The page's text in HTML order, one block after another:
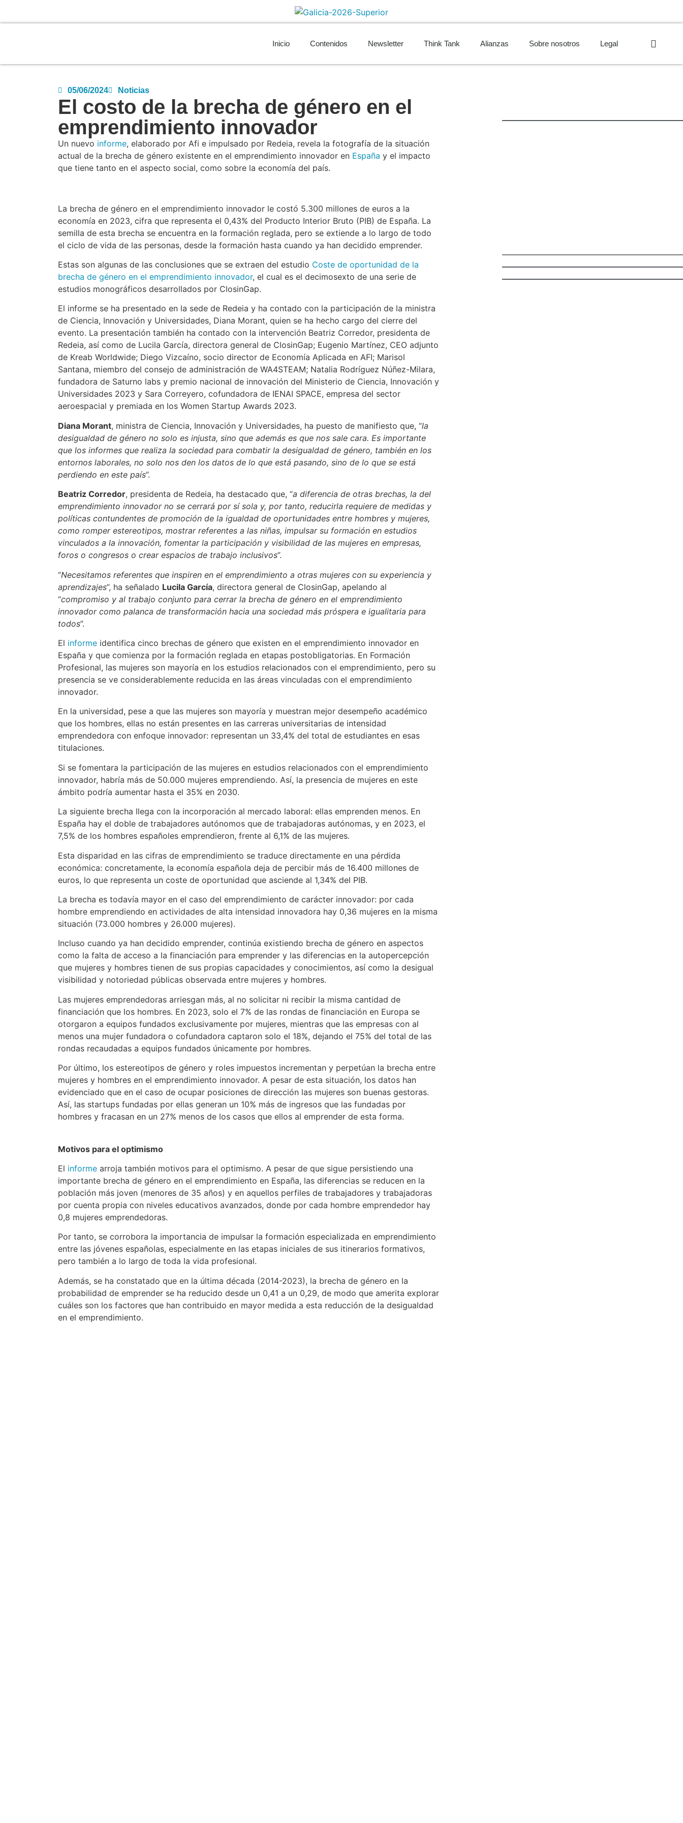
Inicio Contenidos Newsletter Think Tank Alianzas Sobre nosotros Legal
05/06/2024 Noticias
El costo de la brecha de género en el
emprendimiento innovador
Un nuevo informe, elaborado por Afi e impulsado por Redeia, revela la fotografía de la situación
actual de la brecha de género existente en el emprendimiento innovador en España y el impacto
que tiene tanto en el aspecto social, como sobre la economía del país.
La brecha de género en el emprendimiento innovador le costó 5.300 millones de euros a la
economía en 2023, cifra que representa el 0,43% del Producto Interior Bruto (PIB) de España. La
semilla de esta brecha se encuentra en la formación reglada, pero se extiende a lo largo de todo
el ciclo de vida de las personas, desde la formación hasta cuando ya han decidido emprender.
Estas son algunas de las conclusiones que se extraen del estudio Coste de oportunidad de la
brecha de género en el emprendimiento innovador, el cual es el decimosexto de una serie de
estudios monográficos desarrollados por ClosinGap.
El informe se ha presentado en la sede de Redeia y ha contado con la participación de la ministra
de Ciencia, Innovación y Universidades, Diana Morant, quien se ha hecho cargo del cierre del
evento. La presentación también ha contado con la intervención Beatriz Corredor, presidenta de
Redeia, así como de Lucila García, directora general de ClosinGap; Eugenio Martínez, CEO adjunto
de Kreab Worldwide; Diego Vizcaíno, socio director de Economía Aplicada en AFI; Marisol
Santana, miembro del consejo de administración de WA4STEAM; Natalia Rodríguez Núñez-Milara,
fundadora de Saturno labs y premio nacional de innovación del Ministerio de Ciencia, Innovación y
Universidades 2023 y Sara Correyero, cofundadora de IENAI SPACE, empresa del sector
aeroespacial y premiada en los Women Startup Awards 2023.
Diana Morant, ministra de Ciencia, Innovación y Universidades, ha puesto de manifiesto que, “la
desigualdad de género no solo es injusta, sino que además es que nos sale cara. Es importante
que los informes que realiza la sociedad para combatir la desigualdad de género, también en los
entornos laborales, no solo nos den los datos de lo que está pasando, sino de lo que se está
perdiendo en este país”.
Beatriz Corredor, presidenta de Redeia, ha destacado que, “a diferencia de otras brechas, la del
emprendimiento innovador no se cerrará por sí sola y, por tanto, reducirla requiere de medidas y
políticas contundentes de promoción de la igualdad de oportunidades entre hombres y mujeres,
como romper estereotipos, mostrar referentes a las niñas, impulsar su formación en estudios
vinculados a la innovación, fomentar la participación y visibilidad de las mujeres en empresas,
foros o congresos o crear espacios de trabajo inclusivos”.
“Necesitamos referentes que inspiren en el emprendimiento a otras mujeres con su experiencia y
aprendizajes”, ha señalado Lucila García, directora general de ClosinGap, apelando al
“compromiso y al trabajo conjunto para cerrar la brecha de género en el emprendimiento
innovador como palanca de transformación hacia una sociedad más próspera e igualitaria para
todos”.
El informe identifica cinco brechas de género que existen en el emprendimiento innovador en
España y que comienza por la formación reglada en etapas postobligatorias. En Formación
Profesional, las mujeres son mayoría en los estudios relacionados con el emprendimiento, pero su
presencia se ve considerablemente reducida en las áreas vinculadas con el emprendimiento
innovador.
En la universidad, pese a que las mujeres son mayoría y muestran mejor desempeño académico
que los hombres, ellas no están presentes en las carreras universitarias de intensidad
emprendedora con enfoque innovador: representan un 33,4% del total de estudiantes en esas
titulaciones.
Si se fomentara la participación de las mujeres en estudios relacionados con el emprendimiento
innovador, habría más de 50.000 mujeres emprendiendo. Así, la presencia de mujeres en este
ámbito podría aumentar hasta el 35% en 2030.
La siguiente brecha llega con la incorporación al mercado laboral: ellas emprenden menos. En
España hay el doble de trabajadores autónomos que de trabajadoras autónomas, y en 2023, el
7,5% de los hombres españoles emprendieron, frente al 6,1% de las mujeres.
Esta disparidad en las cifras de emprendimiento se traduce directamente en una pérdida
económica: concretamente, la economía española deja de percibir más de 16.400 millones de
euros, lo que representa un coste de oportunidad que asciende al 1,34% del PIB.
La brecha es todavía mayor en el caso del emprendimiento de carácter innovador: por cada
hombre emprendiendo en actividades de alta intensidad innovadora hay 0,36 mujeres en la misma
situación (73.000 hombres y 26.000 mujeres).
Incluso cuando ya han decidido emprender, continúa existiendo brecha de género en aspectos
como la falta de acceso a la financiación para emprender y las diferencias en la autopercepción
que mujeres y hombres tienen de sus propias capacidades y conocimientos, así como la desigual
visibilidad y notoriedad públicas observada entre mujeres y hombres.
Las mujeres emprendedoras arriesgan más, al no solicitar ni recibir la misma cantidad de
financiación que los hombres. En 2023, solo el 7% de las rondas de financiación en Europa se
otorgaron a equipos fundados exclusivamente por mujeres, mientras que las empresas con al
menos una mujer fundadora o cofundadora captaron solo el 18%, dejando el 75% del total de las
rondas recaudadas a equipos fundados únicamente por hombres.
Por último, los estereotipos de género y roles impuestos incrementan y perpetúan la brecha entre
mujeres y hombres en el emprendimiento innovador. A pesar de esta situación, los datos han
evidenciado que en el caso de ocupar posiciones de dirección las mujeres son buenas gestoras.
Así, las startups fundadas por ellas generan un 10% más de ingresos que las fundadas por
hombres y fracasan en un 27% menos de los casos que ellos al emprender de esta forma.
Motivos para el optimismo
El informe arroja también motivos para el optimismo. A pesar de que sigue persistiendo una
importante brecha de género en el emprendimiento en España, las diferencias se reducen en la
población más joven (menores de 35 años) y en aquellos perfiles de trabajadores y trabajadoras
por cuenta propia con niveles educativos avanzados, donde por cada hombre emprendedor hay
0,8 mujeres emprendedoras.
Por tanto, se corrobora la importancia de impulsar la formación especializada en emprendimiento
entre las jóvenes españolas, especialmente en las etapas iniciales de sus itinerarios formativos,
pero también a lo largo de toda la vida profesional.
Además, se ha constatado que en la última década (2014-2023), la brecha de género en la
probabilidad de emprender se ha reducido desde un 0,41 a un 0,29, de modo que amerita explorar
cuáles son los factores que han contribuido en mayor medida a esta reducción de la desigualdad
en el emprendimiento.